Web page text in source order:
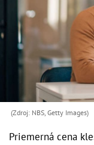
(Zdroj: NBS, Getty Images)
Priemerná cena